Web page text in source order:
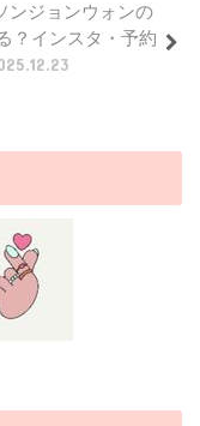
ンジョンウォンの
？インスタ・予約